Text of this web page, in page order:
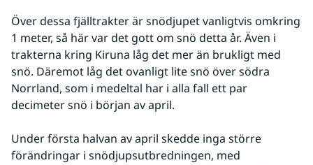
Över dessa fjälltrakter är snödjupet vanligtvis omkring
1 meter, så här var det gott om snö detta år. Även i
trakterna kring Kiruna låg det mer än brukligt med
snö. Däremot låg det ovanligt lite snö över södra
Norrland, som i medeltal har i alla fall ett par
decimeter snö i början av april.
Under första halvan av april skedde inga större
förändringar i snödjupsutbredningen, med